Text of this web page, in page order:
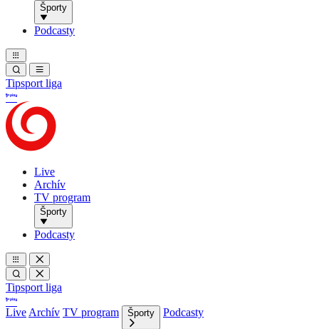
Športy
Podcasty
Tipsport liga
Live
Archív
TV program
Športy
Podcasty
Tipsport liga
Live Archív TV program Športy
Podcasty